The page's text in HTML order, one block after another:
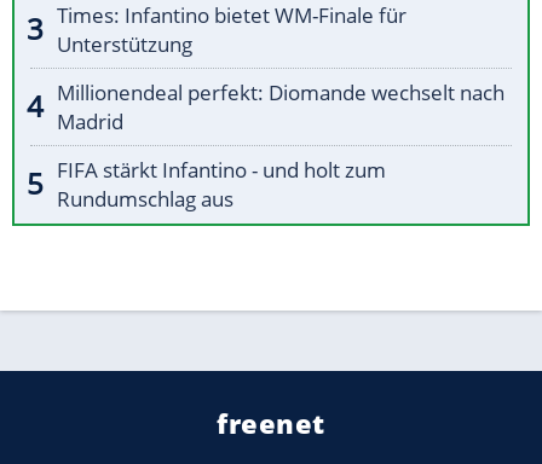
Times: Infantino bietet WM-Finale für
Unterstützung
Millionendeal perfekt: Diomande wechselt nach
Madrid
FIFA stärkt Infantino - und holt zum
Rundumschlag aus
freenet